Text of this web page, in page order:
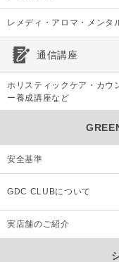
レメディ・アロマ・メンタ
通信講座
ホリスティックケア・カウ
ー養成講座など
安全基準
GDC CLUBについて
実店舗のご紹介